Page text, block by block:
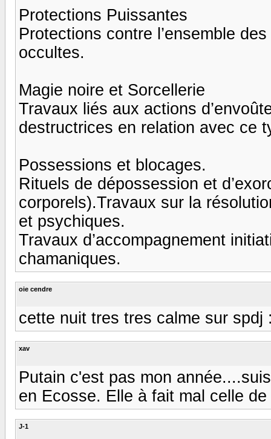
Protections Puissantes
Protections contre l’ensemble
occultes.
Magie noire et Sorcellerie
Travaux liés aux actions
destructrices en relation avec ce
Possessions et blocages.
Rituels de dépossession et
corporels).Travaux sur la
et psychiques.
Travaux d’accompagnement
chamaniques.
oie cendre
cette nuit tres tres calme sur spdj
xav
Putain c'est pas mon
en Ecosse. Elle à fait mal celle
J-1